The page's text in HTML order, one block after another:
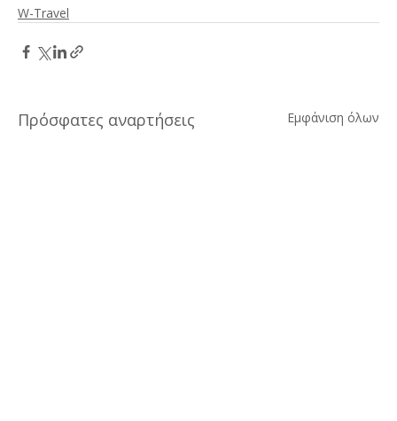
W-Travel
Πρόσφατες αναρτήσεις Εμφάνιση όλων